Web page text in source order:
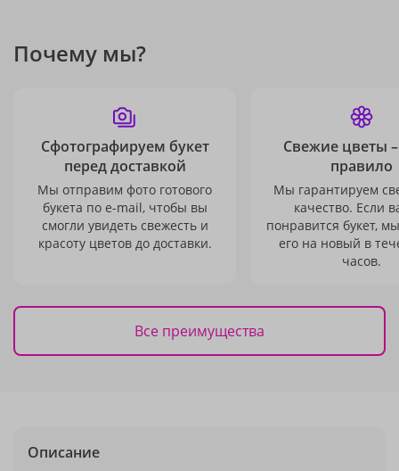
Почему мы?
Сфотографируем букет
перед доставкой
Мы отправим фото готового
букета по e-mail, чтобы вы
смогли увидеть свежесть и
красоту цветов до доставки.
Свежие цветы
правило
Мы гарантируем
качество. Если
понравится букет,
его на новый в
часов.
Все преимущества
Описание